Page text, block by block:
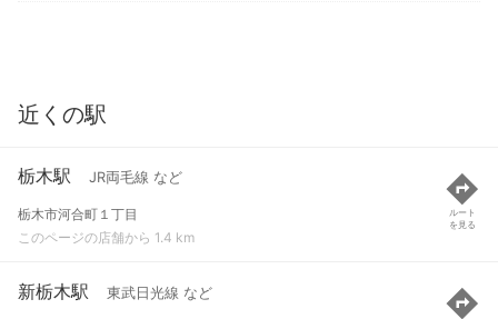
近くの駅
栃木駅 JR両毛線 など
栃木市河合町１丁目
このページの店舗から 1.4 km
ルート
を見る
新栃木駅 東武日光線 など